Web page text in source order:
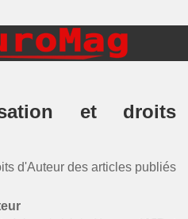
et droits
d'Auteur des articles publiés